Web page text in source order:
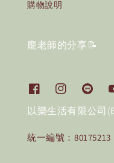
購物說明
龐老師的分享📝
以樂生活有限公司
統一編號：80175213